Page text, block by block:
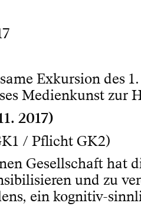
Exkursion des
Medienkunst zur
2017)
/ Pflicht GK2)
Gesellschaft hat
und zu
ein kognitiv-